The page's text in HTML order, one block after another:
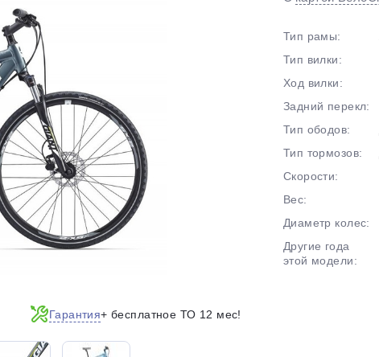
Гарантия+ бесплатное ТО 12 мес!
Тип рамы:
Тип вилки:
Ход вилки:
Задний перекл:
Тип ободов:
Тип тормозов:
Скорости:
Вес:
Диаметр колес:
Другие года
этой модели:
Разбейте
на части
без переплат
График платежей
Сегодня
25%
Оплачивайте сегодня только